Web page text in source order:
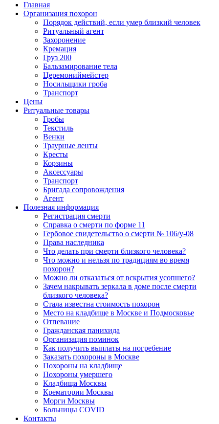
Главная
Организация похорон
Порядок действий, если умер близкий человек
Ритуальный агент
Захоронение
Кремация
Груз 200
Бальзамирование тела
Церемониймейстер
Носильщики гроба
Транспорт
Цены
Ритуальные товары
Гробы
Текстиль
Венки
Траурные ленты
Кресты
Корзины
Аксессуары
Транспорт
Бригада сопровождения
Агент
Полезная информация
Регистрация смерти
Справка о смерти по форме 11
Гербовое свидетельство о смерти № 106/у-08
Права наследника
Что делать при смерти близкого человека?
Что можно и нельзя по традициям во время
похорон?
Можно ли отказаться от вскрытия усопшего?
Зачем накрывать зеркала в доме после смерти
близкого человека?
Стала известна стоимость похорон
Место на кладбище в Москве и Подмосковье
Отпевание
Гражданская панихида
Организация поминок
Как получить выплаты на погребение
Заказать похороны в Москве
Похороны на кладбище
Похороны умершего
Кладбища Москвы
Крематории Москвы
Морги Москвы
Больницы COVID
Контакты